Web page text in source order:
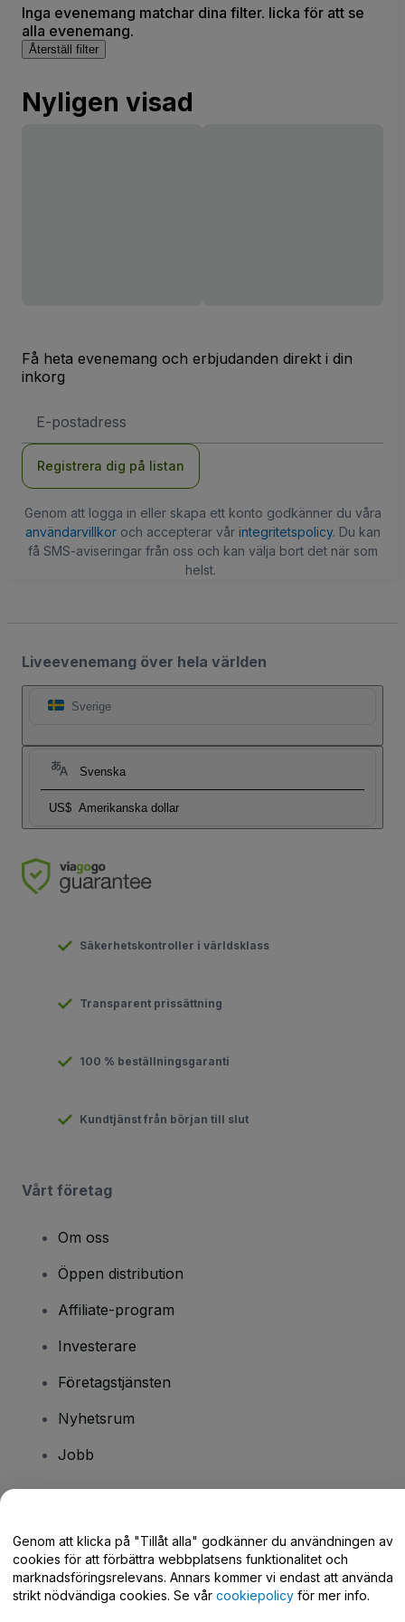
Inga evenemang matchar dina filter. licka för att se
alla evenemang.
Återställ filter
Nyligen visad
Få heta evenemang och erbjudanden direkt i din
inkorg
postadress
Registrera dig på listan
Genom att logga in eller skapa ett konto godkänner du våra
användarvillkoroch accepterar vår integritetspolicy. Du kan
få SMS-aviseringar från oss och kan välja bort det när som
helst.
Liveevenemang över hela världen
Sverige
Svenska
US$ Amerikanska dollar
Säkerhetskontroller i världsklass
Transparent prissättning
100 % beställningsgaranti
Kundtjänst från början till slut
Vårt företag
Om oss
Öppen distribution
Affiliate-program
Investerare
Företagstjänsten
Nyhetsrum
Jobb
Hjälpcenter / Kontakta oss
Genom att klicka på "Tillåt alla" godkänner du användningen av
cookies för att förbättra webbplatsens funktionalitet och
marknadsföringsrelevans. Annars kommer vi endast att använda
strikt nödvändiga cookies. Se vår cookiepolicy för mer info.